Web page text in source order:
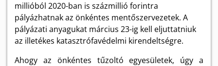
millióból 2020-ban is százmillió forintra
pályázhatnak az önkéntes mentőszervezetek. A
pályázati anyagukat március 23-ig kell eljuttatniuk
az illetékes katasztrófavédelmi kirendeltségre.
Ahogy az önkéntes tűzoltó egyesületek, úgy a